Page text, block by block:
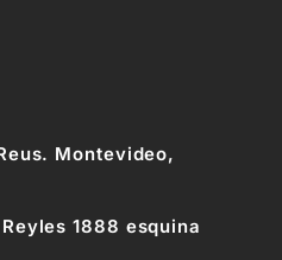
Montevideo,
1888 esquina